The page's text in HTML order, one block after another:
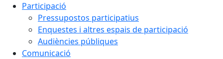
Participació
Pressupostos participatius
Enquestes i altres espais de participació
Audiències públiques
Comunicació